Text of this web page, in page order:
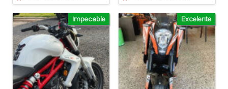
Impecable Excelente